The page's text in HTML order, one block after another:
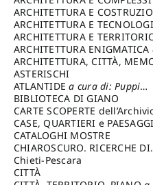
cura di: Piva Antonio
ARCHITETTURA E
cura di: Poretti Sergio
ARCHITETTURA E
cura di: Carrara Gianfranco
ARCHITETTURA E
cura di: Pietrogrande Enrico
ARCHITETTURA ENIGMATICA
cura di: Lenci Ruggero
ARCHITETTURA, CITTÀ,
a cura di: Valeriani Enrico
ASTERISCHI
ATLANTIDEa cura di: Puppi
Lionello
BIBLIOTECA DI GIANO
CARTE SCOPERTE
Storico Capitolino
CASE, QUARTIERI e PAESAGGI
CATALOGHI MOSTRE
CHIAROSCURO. RICERCHE DI
STORIA E STORIA DELL'ARTE
cura di: Di Carpegna Falconieri
Chieti-Pescara
CITTÀ